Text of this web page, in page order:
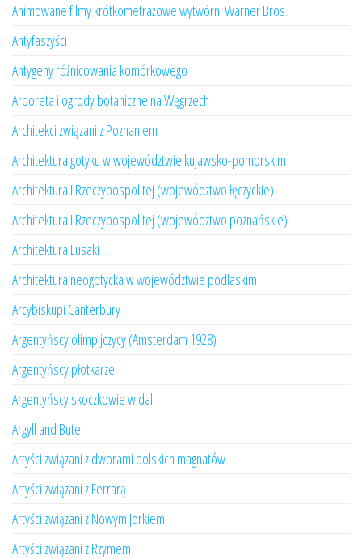
Animowane filmy krótkometrażowe wytwórni Warner Bros.
Antyfaszyści
Antygeny różnicowania komórkowego
Arboreta i ogrody botaniczne na Węgrzech
Architekci związani z Poznaniem
Architektura gotyku w województwie kujawsko-pomorskim
Architektura I Rzeczypospolitej (województwo łęczyckie)
Architektura I Rzeczypospolitej (województwo poznańskie)
Architektura Lusaki
Architektura neogotycka w województwie podlaskim
Arcybiskupi Canterbury
Argentyńscy olimpijczycy (Amsterdam 1928)
Argentyńscy płotkarze
Argentyńscy skoczkowie w dal
Argyll and Bute
Artyści związani z dworami polskich magnatów
Artyści związani z Ferrarą
Artyści związani z Nowym Jorkiem
Artyści związani z Rzymem